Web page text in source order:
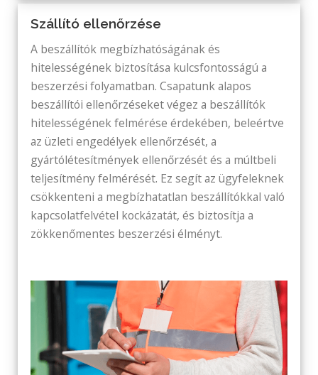
Szállító ellenőrzése
A beszállítók megbízhatóságának és
hitelességének biztosítása kulcsfontosságú a
beszerzési folyamatban. Csapatunk alapos
beszállítói ellenőrzéseket végez a beszállítók
hitelességének felmérése érdekében, beleértve
az üzleti engedélyek ellenőrzését, a
gyártólétesítmények ellenőrzését és a múltbeli
teljesítmény felmérését. Ez segít az ügyfeleknek
csökkenteni a megbízhatatlan beszállítókkal való
kapcsolatfelvétel kockázatát, és biztosítja a
zökkenőmentes beszerzési élményt.